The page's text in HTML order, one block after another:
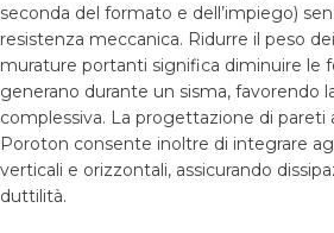
seconda del formato e dell’impiego)
resistenza meccanica. Ridurre il peso
murature portanti significa diminuire le
generano durante un sisma, favorendo
complessiva. La progettazione di pareti
Poroton consente inoltre di integrare
verticali e orizzontali, assicurando
duttilità.